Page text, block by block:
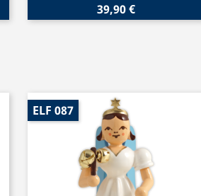
39,90 €
ELF 087